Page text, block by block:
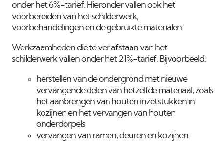
onder het 6%-tarief. Hieronder vallen ook het
voorbereiden van het schilderwerk,
voorbehandelingen en de gebruikte materialen.
Werkzaamheden die te ver afstaan van het
schilderwerk vallen onder het 21%-tarief. Bijvoorbeeld:
herstellen van de ondergrond met nieuwe
vervangende delen van hetzelfde materiaal, zoals
het aanbrengen van houten inzetstukken in
kozijnen en het vervangen van houten
onderdorpels
vervangen van ramen, deuren en kozijnen